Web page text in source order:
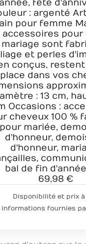
fête
: argenté
pour femme
accessoires pour
mariage sont
et perles
conçus,
place dans vos
: 13 cm,
Occasions :
cheveux 100 %
pour mariée,
d'honneur,
d'honneur,
bal de fin
69,98 €
Disponibilité et prix
informations fournies